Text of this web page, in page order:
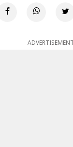
ADVERTISEMENT